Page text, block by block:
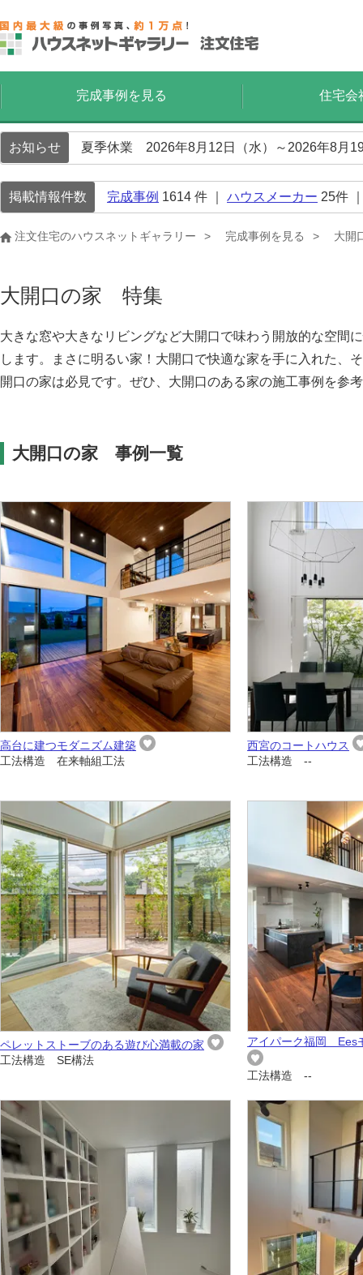
完成事例を見る 住宅会
お知らせ 夏季休業 2026年8月12日（水）～2026年8月
掲載情報件数 完成事例 1614 件 ｜ ハウスメーカー 25件
注文住宅のハウスネットギャラリー 完成事例を見る 大開
大開口の家 特集
大きな窓や大きなリビングなど大開口で味わう開放的な空間
します。まさに明るい家！大開口で快適な家を手に入れた、
開口の家は必見です。ぜひ、大開口のある家の施工事例を参
大開口の家 事例一覧
高台に建つモダニズム建築
工法構造 在来軸組工法
西宮のコートハウス
工法構造 --
ペレットストーブのある遊び心満載の家
工法構造 SE構法
アイパーク福岡 Ees
工法構造 --